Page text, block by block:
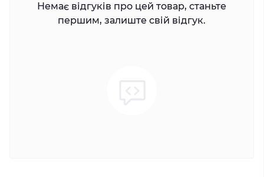
Немає відгуків про цей товар, станьте
першим, залиште свій відгук.